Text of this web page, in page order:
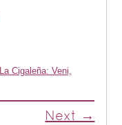
La Cigaleña: Veni,
Next →